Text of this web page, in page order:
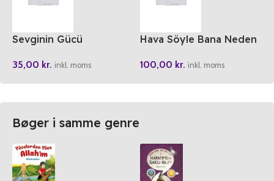
Sevginin Gücü
35,00 kr. inkl. moms
Hava Söyle Bana Neden
100,00 kr. inkl. moms
Bøger i samme genre